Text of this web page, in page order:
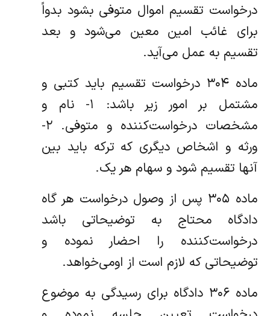
درخواست تقسیم اموال متوفی بشود بدواً
برای غائب امین معین‌ می‌شود و بعد
تقسیم به عمل می‌آید.
‌ماده ۳۰۴ درخواست تقسیم باید کتبی و
مشتمل بر امور زیر باشد: ۱- نام و
مشخصات درخواست‌کننده و متوفی. ۲-
ورثه و اشخاص دیگری که ترکه باید بین
آنها تقسیم شود و سهام هر یک.
‌ماده ۳۰۵ پس از وصول درخواست هر گاه
دادگاه محتاج به توضیحاتی باشد
درخواست‌کننده را احضار نموده و
توضیحاتی که لازم است از او‌می‌خواهد.
‌ماده ۳۰۶ دادگاه برای رسیدگی به موضوع